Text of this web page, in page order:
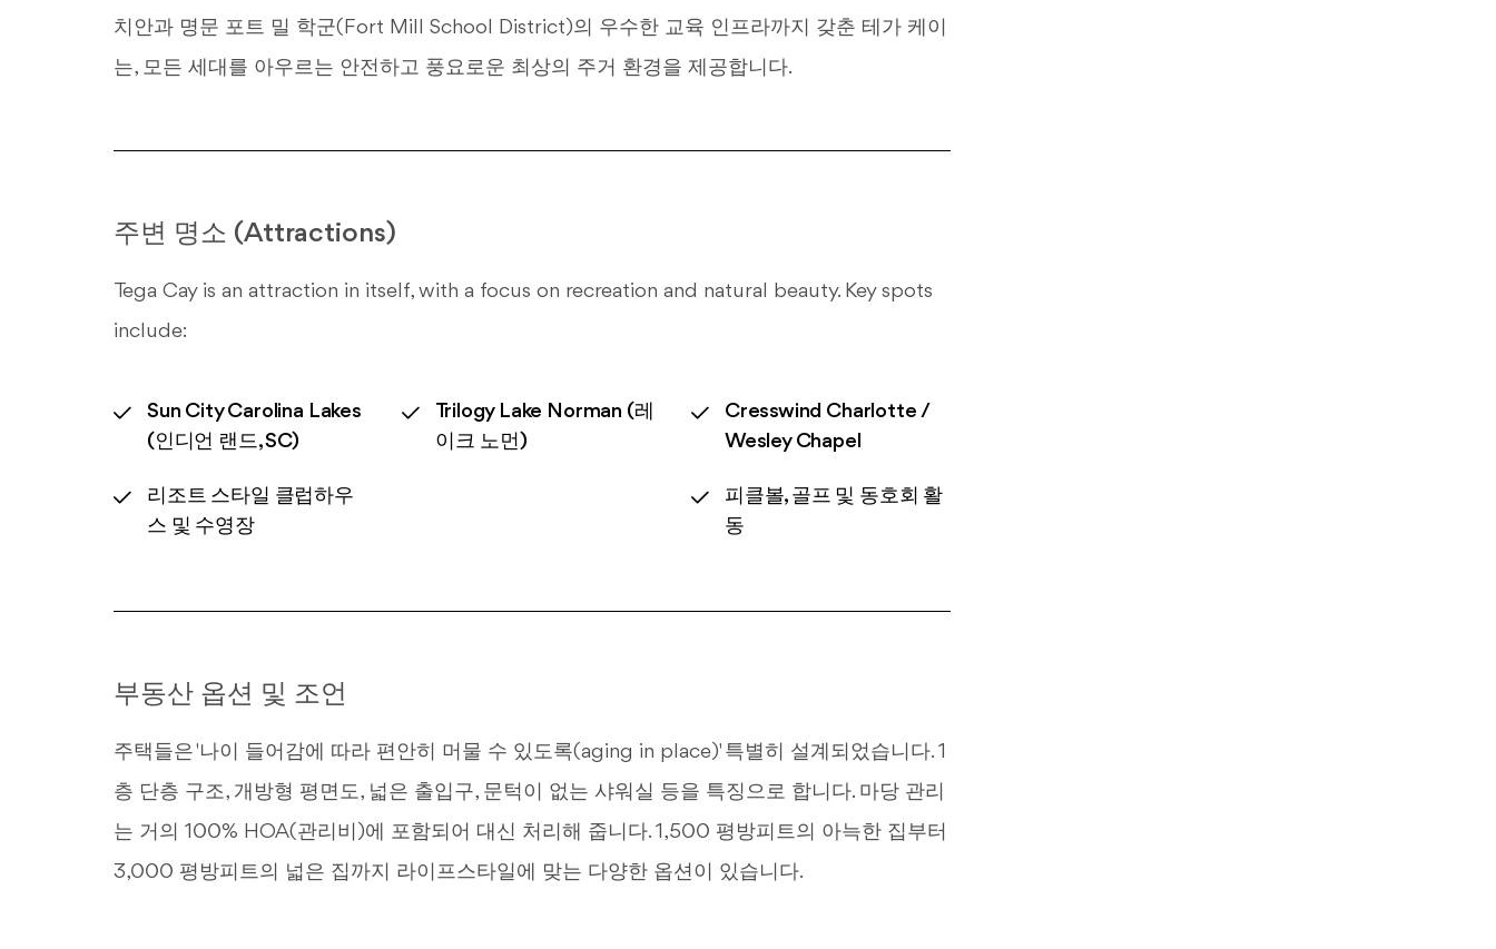
치안과 명문 포트 밀 학군(Fort Mill School District)의 우수한 교육 인프라까지 갖춘 테가 케이
는, 모든 세대를 아우르는 안전하고 풍요로운 최상의 주거 환경을 제공합니다.
주변 명소 (Attractions)
Tega Cay is an attraction in itself, with a focus on recreation and natural beauty. Key spots
include:
Sun City Carolina Lakes
(인디언 랜드, SC)
Trilogy Lake Norman (레
이크 노먼)
Cresswind Charlotte /
Wesley Chapel
리조트 스타일 클럽하우
스 및 수영장
피클볼, 골프 및 동호회 활
동
부동산 옵션 및 조언
주택들은 '나이 들어감에 따라 편안히 머물 수 있도록(aging in place)' 특별히 설계되었습니다. 1
층 단층 구조, 개방형 평면도, 넓은 출입구, 문턱이 없는 샤워실 등을 특징으로 합니다. 마당 관리
는 거의 100% HOA(관리비)에 포함되어 대신 처리해 줍니다. 1,500 평방피트의 아늑한 집부터
3,000 평방피트의 넓은 집까지 라이프스타일에 맞는 다양한 옵션이 있습니다.